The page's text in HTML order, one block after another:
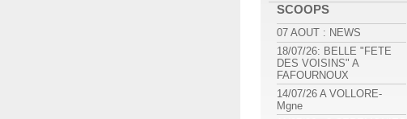
SCOOPS
07 AOUT : NEWS
18/07/26: BELLE "FETE
DES VOISINS" A
FAFOURNOUX
14/07/26 A VOLLORE-
Mgne